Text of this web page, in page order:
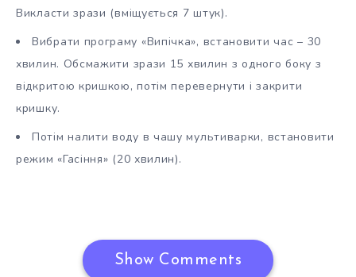
Викласти зрази (вміщується 7 штук).
Вибрати програму «Випічка», встановити час – 30
хвилин. Обсмажити зрази 15 хвилин з одного боку з
відкритою кришкою, потім перевернути і закрити
кришку.
Потім налити воду в чашу мультиварки, встановити
режим «Гасіння» (20 хвилин).
Show Comments